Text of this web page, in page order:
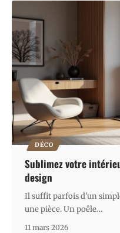
DÉCO
Sublimez votre
design
Il suffit parfois d'un
une pièce. Un poêle…
11 mars 2026